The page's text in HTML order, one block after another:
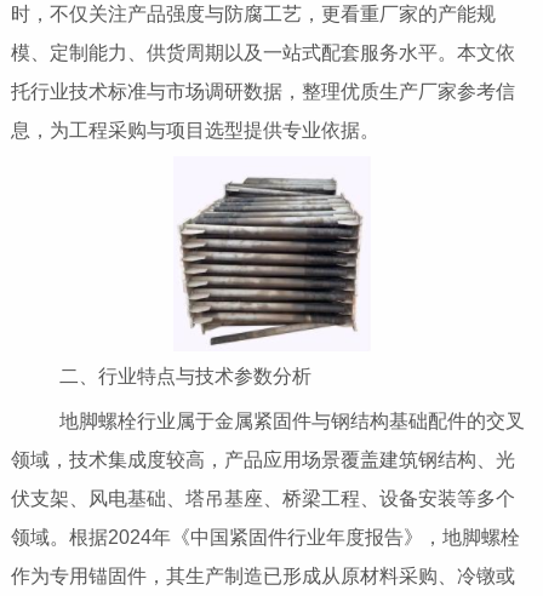
时，不仅关注产品强度与防腐工艺，更看重厂家的产能规
模、定制能力、供货周期以及一站式配套服务水平。本文依
托行业技术标准与市场调研数据，整理优质生产厂家参考信
息，为工程采购与项目选型提供专业依据。
二、行业特点与技术参数分析
地脚螺栓行业属于金属紧固件与钢结构基础配件的交叉
领域，技术集成度较高，产品应用场景覆盖建筑钢结构、光
伏支架、风电基础、塔吊基座、桥梁工程、设备安装等多个
领域。根据2024年《中国紧固件行业年度报告》，地脚螺栓
作为专用锚固件，其生产制造已形成从原材料采购、冷镦或